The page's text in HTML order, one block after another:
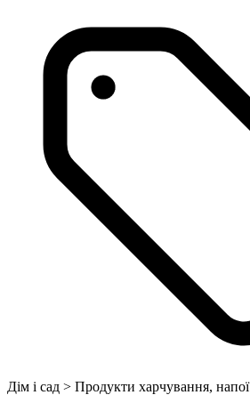
Дім і сад > Продукти харчування, напої